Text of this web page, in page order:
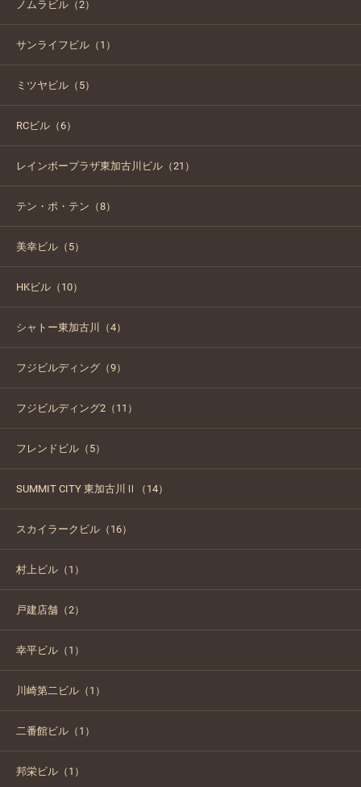
ノムラビル（2）
サンライフビル（1）
ミツヤビル（5）
RCビル（6）
レインボープラザ東加古川ビル（21）
テン・ポ・テン（8）
美幸ビル（5）
HKビル（10）
シャトー東加古川（4）
フジビルディング（9）
フジビルディング2（11）
フレンドビル（5）
SUMMIT CITY 東加古川Ⅱ（14）
スカイラークビル（16）
村上ビル（1）
戸建店舗（2）
幸平ビル（1）
川崎第二ビル（1）
二番館ビル（1）
邦栄ビル（1）